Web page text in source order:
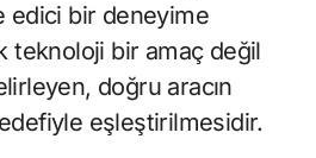
edici bir deneyime
teknoloji bir amaç değil
doğru aracın
eşleştirilmesidir.